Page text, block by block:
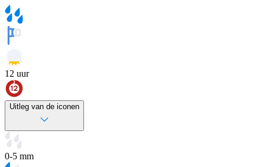
12 uur
Uitleg van de iconen
0-5 mm